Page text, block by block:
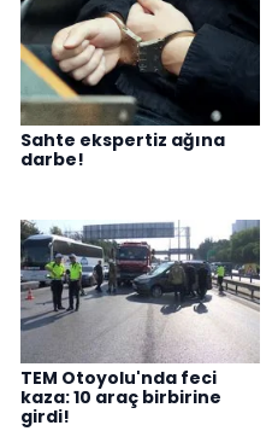
Sahte ekspertiz ağına
darbe!
TEM Otoyolu'nda feci
kaza: 10 araç birbirine
girdi!